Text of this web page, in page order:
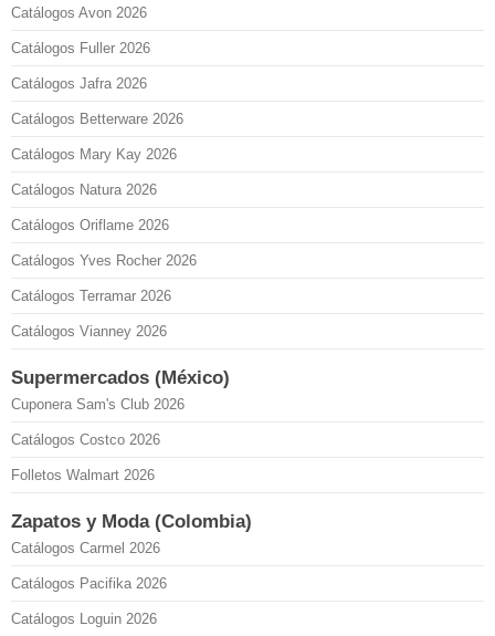
Catálogos Avon 2026
Catálogos Fuller 2026
Catálogos Jafra 2026
Catálogos Betterware 2026
Catálogos Mary Kay 2026
Catálogos Natura 2026
Catálogos Oriflame 2026
Catálogos Yves Rocher 2026
Catálogos Terramar 2026
Catálogos Vianney 2026
Supermercados (México)
Cuponera Sam's Club 2026
Catálogos Costco 2026
Folletos Walmart 2026
Zapatos y Moda (Colombia)
Catálogos Carmel 2026
Catálogos Pacifika 2026
Catálogos Loguin 2026